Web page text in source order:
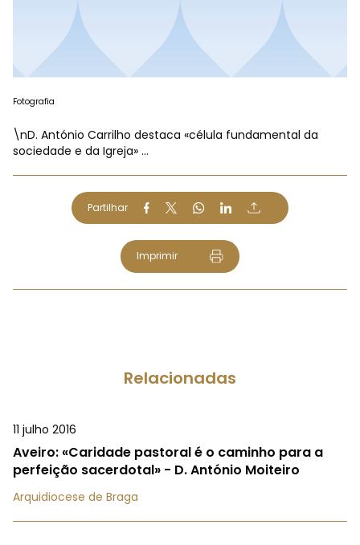
Fotografia
\nD. António Carrilho destaca «célula fundamental da
sociedade e da Igreja» ...
Partilhar
Imprimir
Relacionadas
11 julho 2016
Aveiro: «Caridade pastoral é o caminho para a
perfeição sacerdotal» - D. António Moiteiro
Arquidiocese de Braga